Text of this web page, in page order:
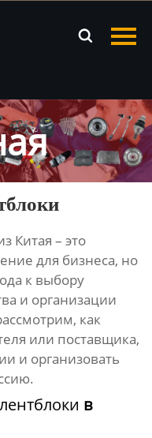

Китая – это
для бизнеса, но
к выбору
и организации
как
или поставщика,
и организовать
в